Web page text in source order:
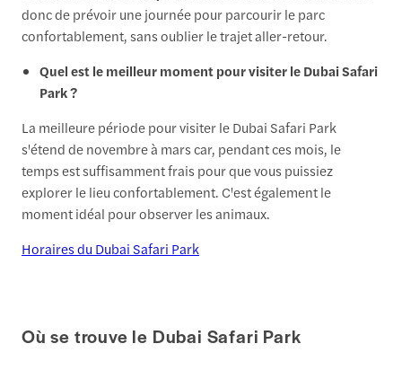
donc de prévoir une journée pour parcourir le parc
confortablement, sans oublier le trajet aller-retour.
Quel est le meilleur moment pour visiter le Dubai Safari
Park ?
La meilleure période pour visiter le Dubai Safari Park
s'étend de novembre à mars car, pendant ces mois, le
temps est suffisamment frais pour que vous puissiez
explorer le lieu confortablement. C'est également le
moment idéal pour observer les animaux.
Horaires du Dubai Safari Park
Où se trouve le Dubai Safari Park